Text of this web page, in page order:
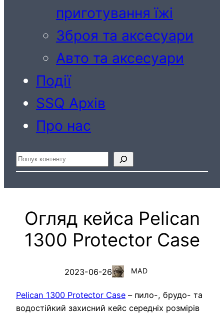
приготування їжі
Зброя та аксесуари
Авто та аксесуари
Події
SSQ Архів
Про нас
Пошук
Огляд кейса Pelican
1300 Protector Case
2023-06-26 MAD
Pelican 1300 Protector Case – пило-, брудо- та
водостійкий захисний кейс середніх розмірів